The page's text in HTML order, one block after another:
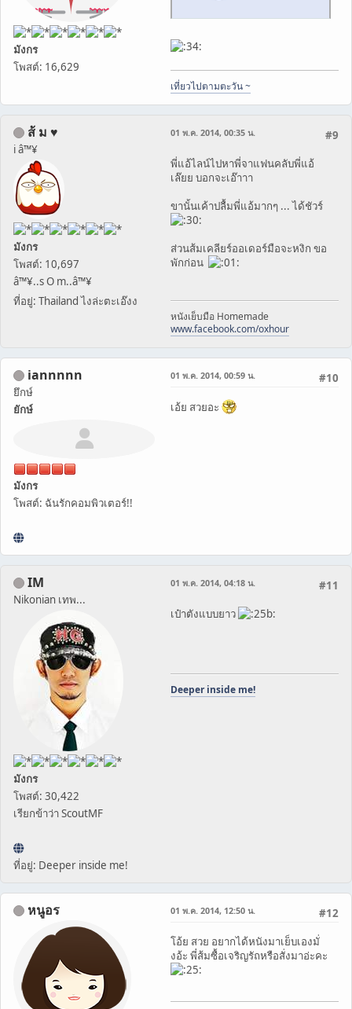
มังกร
โพสต์: 16,629
เที่ยวไปตามตะวัน ~
ส้ ม ♥
i â™¥
มังกร
โพสต์: 10,697
â™¥..s O m..â™¥
ที่อยู่: Thailand ไงล่ะตะเอ๊งง
#9
01 พ.ค. 2014, 00:35 น.
พี่แอ้ไลน์ไปหาพี่จาแฟนคลับพี่แอ้
เล๊ยย บอกจะเอ๊าาา
ขานั้นเค้าปลื้มพี่แอ้มากๆ ... ได้ชัวร์
ส่วนส้มเคลียร์ออเดอร์มือจะหงิก ขอ
พักก่อน
หนังเย็บมือ Homemade
www.facebook.com/oxhour
iannnnn
ยึกษ์
ยักษ์
มังกร
โพสต์: ฉันรักคอมพิวเตอร์!!
#10
01 พ.ค. 2014, 00:59 น.
เอ้ย สวยอะ
IM
Nikonian เทพ...
มังกร
โพสต์: 30,422
เรียกข้าว่า ScoutMF
ที่อยู่: Deeper inside me!
#11
01 พ.ค. 2014, 04:18 น.
เป๋าตังแบบยาว
Deeper inside me!
หนูอร #12
01 พ.ค. 2014, 12:50 น.
โอ้ย สวย อยากได้หนังมาเย็บเองมั่
งอ้ะ พี่ส้มซื้อเจริญรัถหรือสั่งมาอ่ะคะ